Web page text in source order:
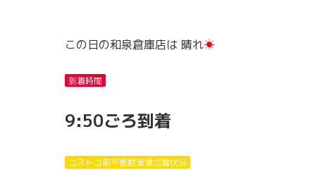
この日の和泉倉庫店は 晴れ☀
到着時間
9:50ごろ到着
コストコ前平面駐車場混雑状況